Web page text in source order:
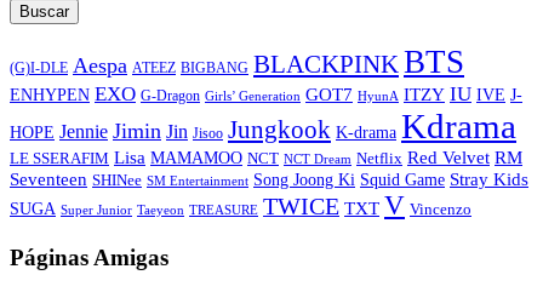
Buscar
(G)I-DLE Aespa ATEEZ BIGBANG BLACKPINKBTS
ENHYPEN EXO G-Dragon Girls’ Generation GOT7 HyunA ITZY IU IVE J-
HOPE Jennie Jimin Jin Jisoo Jungkook K-drama Kdrama
LE SSERAFIM Lisa MAMAMOO NCT NCT Dream Netflix Red Velvet RM
Seventeen SHINee SM Entertainment Song Joong Ki Squid Game Stray Kids
SUGA Super Junior Taeyeon TREASURE TWICE TXT V Vincenzo
Páginas Amigas